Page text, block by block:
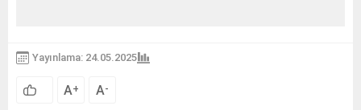
Yayınlama: 24.05.2025
A+ A-